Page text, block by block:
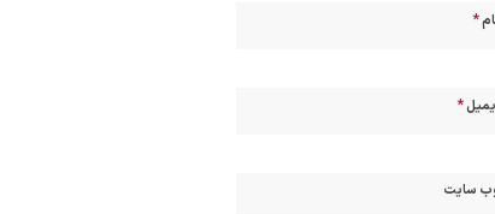
*
*
سایت